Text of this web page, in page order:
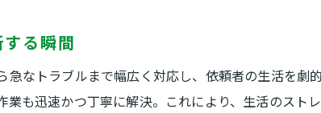
暮らしの小さな悩みに便利屋が
便利屋なら急な片付け依頼にも
る瞬間
なトラブルまで幅広く対応し、依頼者の生活を劇
も迅速かつ丁寧に解決。これにより、生活のスト